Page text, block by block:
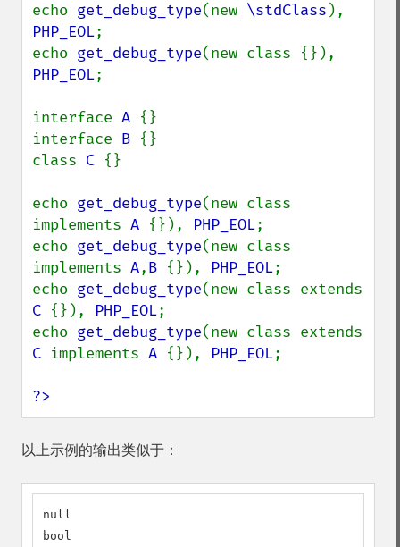
echo get_debug_type(new \stdClass
PHP_EOL;
echo get_debug_type
PHP_EOL;
interface A {}
interface B {}
class C {}
echo get_debug_type(new class
implements A {}), PHP_EOL;
echo get_debug_type(new class
implements A,B {}), PHP_EOL;
echo get_debug_type
C {}), PHP_EOL;
echo get_debug_type
C implements A {}), PHP_EOL;
?>
以上示例的输出类似于：
null
bool